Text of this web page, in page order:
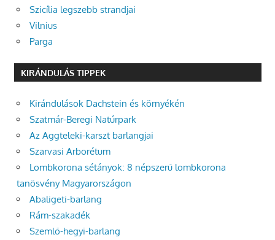
Szicília legszebb strandjai
Vilnius
Parga
KIRÁNDULÁS TIPPEK
Kirándulások Dachstein és környékén
Szatmár-Beregi Natúrpark
Az Aggteleki-karszt barlangjai
Szarvasi Arborétum
Lombkorona sétányok: 8 népszerű lombkorona
tanösvény Magyarországon
Abaligeti-barlang
Rám-szakadék
Szemlő-hegyi-barlang